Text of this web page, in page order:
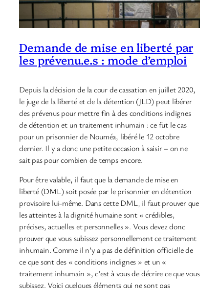
Demande de mise en liberté par
les prévenu.e.s : mode d’emploi
Depuis la décision de la cour de cassation en juillet 2020,
le juge de la liberté et de la détention (JLD) peut libérer
des prévenus pour mettre fin à des conditions indignes
de détention et un traitement inhumain : ce fut le cas
pour un prisonnier de Nouméa, libéré le 12 octobre
dernier. Il y a donc une petite occasion à saisir – on ne
sait pas pour combien de temps encore.
Pour être valable, il faut que la demande de mise en
liberté (DML) soit posée par le prisonnier en détention
provisoire lui-même. Dans cette DML, il faut prouver que
les atteintes à la dignité humaine sont « crédibles,
précises, actuelles et personnelles ». Vous devez donc
prouver que vous subissez personnellement ce traitement
inhumain. Comme il n’y a pas de définition officielle de
ce que sont des « conditions indignes » et un «
traitement inhumain », c’est à vous de décrire ce que vous
subissez. Voici quelques éléments qui ne sont pas